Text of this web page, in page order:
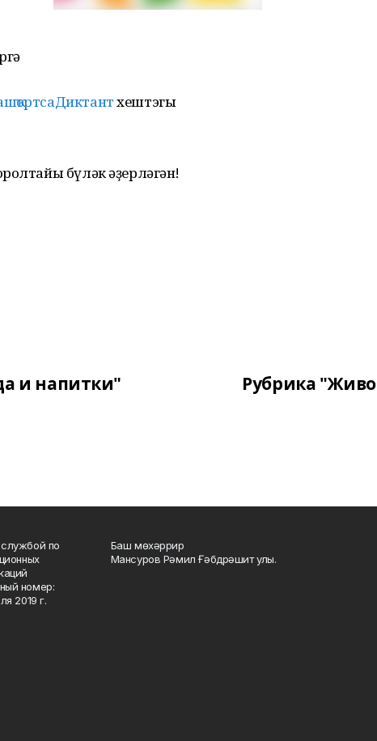
хештэгы
бүләк әҙерләгән!
и напитки" Рубрика
по
номер:
2019 г.
Баш мөхәррир
Мансуров Рәмил Ғәбдрәшит улы.